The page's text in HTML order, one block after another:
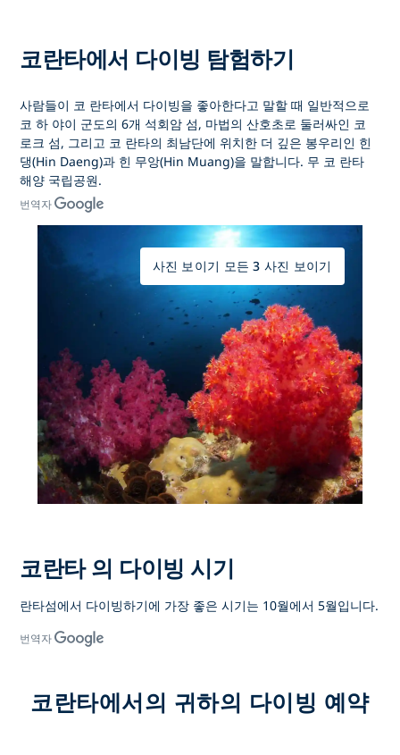
코란타에서 다이빙 탐험하기
사람들이 코 란타에서 다이빙을 좋아한다고 말할 때 일반적으로
코 하 야이 군도의 6개 석회암 섬, 마법의 산호초로 둘러싸인 코
로크 섬, 그리고 코 란타의 최남단에 위치한 더 깊은 봉우리인 힌
댕(Hin Daeng)과 힌 무앙(Hin Muang)을 말합니다. 무 코 란타
해양 국립공원.
번역자
사진 보이기 모든 3 사진 보이기
코란타 의 다이빙 시기
란타섬에서 다이빙하기에 가장 좋은 시기는 10월에서 5월입니다.
번역자
코란타에서의 귀하의 다이빙 예약